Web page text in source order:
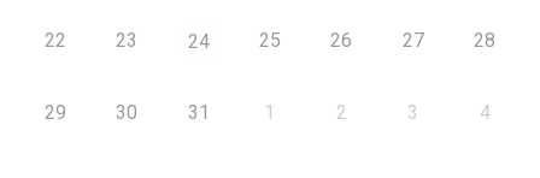
22 23 24 25 26 27 28
29 30 31 1 2 3 4